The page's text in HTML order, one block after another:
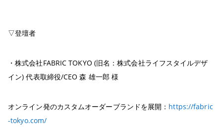
▽登壇者
・株式会社FABRIC TOKYO (旧名：株式会社ライフスタイルデザ
イン) 代表取締役/CEO 森 雄一郎 様
オンライン発のカスタムオーダーブランドを展開： https://fabric
-tokyo.com/